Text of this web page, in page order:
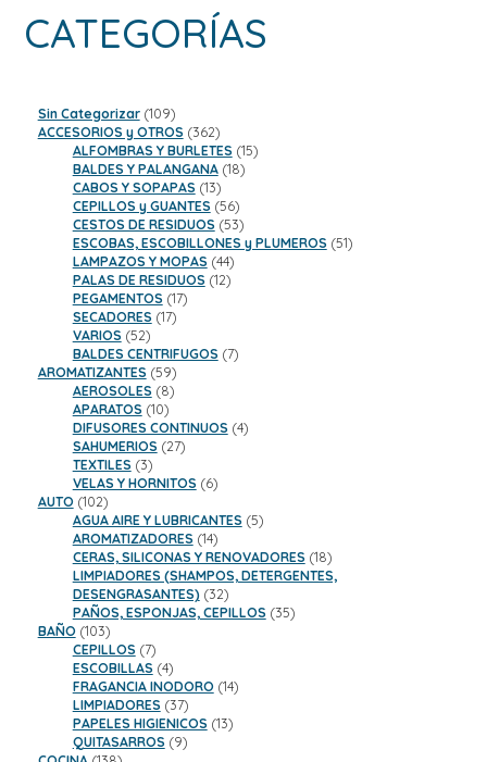
CATEGORÍAS
Sin Categorizar 109109
productos
ACCESORIOS y OTROS 362362
productos
ALFOMBRAS Y BURLETES 1515
BALDES Y PALANGANA 1818
CABOS Y SOPAPAS 1313
productos
CEPILLOS y GUANTES 5656
productos
CESTOS DE RESIDUOS 5353
productos
ESCOBAS, ESCOBILLONES y PLUMEROS 5151
LAMPAZOS Y MOPAS 4444
productos
PALAS DE RESIDUOS 1212
PEGAMENTOS 1717
SECADORES 1717
VARIOS 5252
productos
BALDES CENTRIFUGOS 77
AROMATIZANTES 5959
productos
AEROSOLES 88
productos
APARATOS 1010
productos
DIFUSORES CONTINUOS 44
SAHUMERIOS 2727
TEXTILES 33
productos
VELAS Y HORNITOS 66
AUTO 102102
productos
AGUA AIRE Y LUBRICANTES 55
AROMATIZADORES 1414
productos
CERAS, SILICONAS Y RENOVADORES 1818
productos
LIMPIADORES (SHAMPOS, DETERGENTES,
DESENGRASANTES) 3232
productos
PAÑOS, ESPONJAS, CEPILLOS 3535
BAÑO 103103
productos
CEPILLOS 77
productos
ESCOBILLAS 44
productos
FRAGANCIA INODORO 1414
LIMPIADORES 3737
productos
PAPELES HIGIENICOS 1313
QUITASARROS 99